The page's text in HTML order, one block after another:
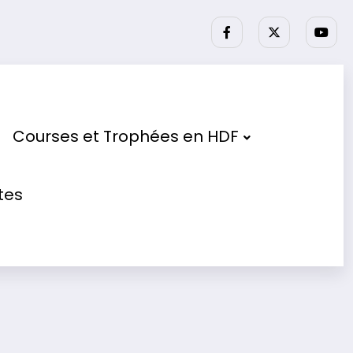
Courses et Trophées en HDF